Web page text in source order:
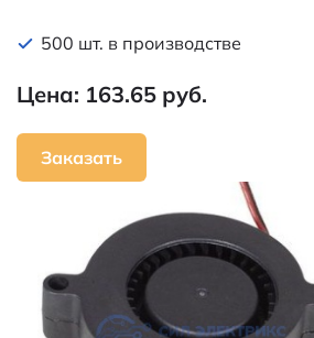
500 шт. в производстве
Цена: 163.65 руб.
Заказать